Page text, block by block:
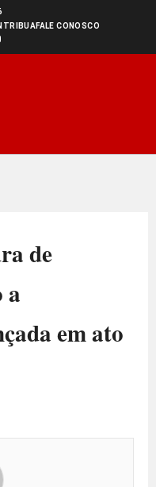
FALE CONOSCO
de
a
em ato